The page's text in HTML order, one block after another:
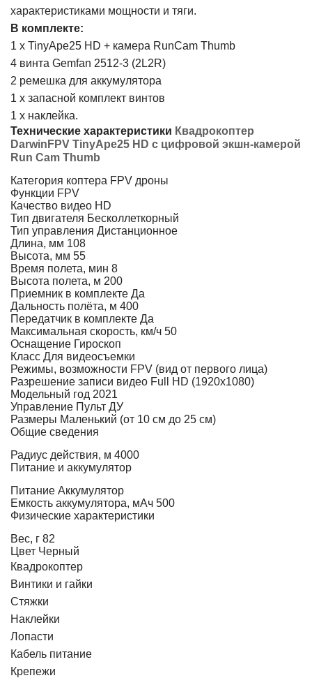
характеристиками мощности и тяги.
В комплекте:
1 х TinyApe25 HD + камера RunCam Thumb
4 винта Gemfan 2512-3 (2L2R)
2 ремешка для аккумулятора
1 х запасной комплект винтов
1 х наклейка.
Технические характеристики Квадрокоптер
DarwinFPV TinyApe25 HD с цифровой экшн-камерой
Run Cam Thumb
Категория коптера FPV дроны
Функции FPV
Качество видео HD
Тип двигателя Бесколлеткорный
Тип управления Дистанционное
Длина, мм 108
Высота, мм 55
Время полета, мин 8
Высота полета, м 200
Приемник в комплекте Да
Дальность полёта, м 400
Передатчик в комплекте Да
Максимальная скорость, км/ч 50
Оснащение Гироскоп
Класс Для видеосъемки
Режимы, возможности FPV (вид от первого лица)
Разрешение записи видео Full HD (1920x1080)
Модельный год 2021
Управление Пульт ДУ
Размеры Маленький (от 10 см до 25 см)
Общие сведения
Радиус действия, м 4000
Питание и аккумулятор
Питание Аккумулятор
Емкость аккумулятора, мАч 500
Физические характеристики
Вес, г 82
Цвет Черный
Квадрокоптер
Винтики и гайки
Стяжки
Наклейки
Лопасти
Кабель питание
Крепежи